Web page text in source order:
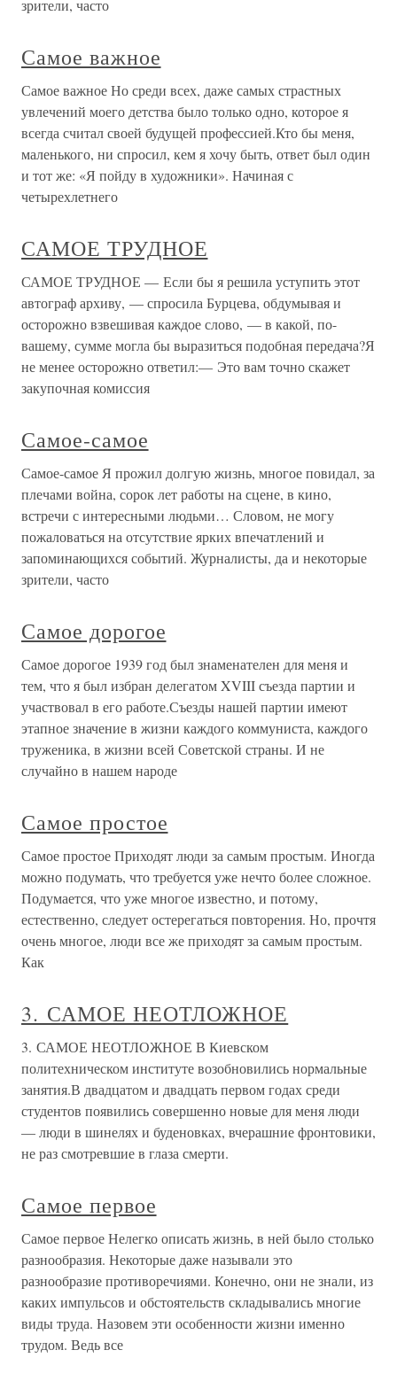
зрители, часто
Самое важное
Самое важное Но среди всех, даже самых страстных
увлечений моего детства было только одно, которое я
всегда считал своей будущей профессией.Кто бы меня,
маленького, ни спросил, кем я хочу быть, ответ был один
и тот же: «Я пойду в художники». Начиная с
четырехлетнего
САМОЕ ТРУДНОЕ
САМОЕ ТРУДНОЕ — Если бы я решила уступить этот
автограф архиву, — спросила Бурцева, обдумывая и
осторожно взвешивая каждое слово, — в какой, по-
вашему, сумме могла бы выразиться подобная передача?Я
не менее осторожно ответил:— Это вам точно скажет
закупочная комиссия
Самое-самое
Самое-самое Я прожил долгую жизнь, многое повидал, за
плечами война, сорок лет работы на сцене, в кино,
встречи с интересными людьми… Словом, не могу
пожаловаться на отсутствие ярких впечатлений и
запоминающихся событий. Журналисты, да и некоторые
зрители, часто
Самое дорогое
Самое дорогое 1939 год был знаменателен для меня и
тем, что я был избран делегатом XVIII съезда партии и
участвовал в его работе.Съезды нашей партии имеют
этапное значение в жизни каждого коммуниста, каждого
труженика, в жизни всей Советской страны. И не
случайно в нашем народе
Самое простое
Самое простое Приходят люди за самым простым. Иногда
можно подумать, что требуется уже нечто более сложное.
Подумается, что уже многое известно, и потому,
естественно, следует остерегаться повторения. Но, прочтя
очень многое, люди все же приходят за самым простым.
Как
3. САМОЕ НЕОТЛОЖНОЕ
3. САМОЕ НЕОТЛОЖНОЕ В Киевском
политехническом институте возобновились нормальные
занятия.В двадцатом и двадцать первом годах среди
студентов появились совершенно новые для меня люди
— люди в шинелях и буденовках, вчерашние фронтовики,
не раз смотревшие в глаза смерти.
Самое первое
Самое первое Нелегко описать жизнь, в ней было столько
разнообразия. Некоторые даже называли это
разнообразие противоречиями. Конечно, они не знали, из
каких импульсов и обстоятельств складывались многие
виды труда. Назовем эти особенности жизни именно
трудом. Ведь все